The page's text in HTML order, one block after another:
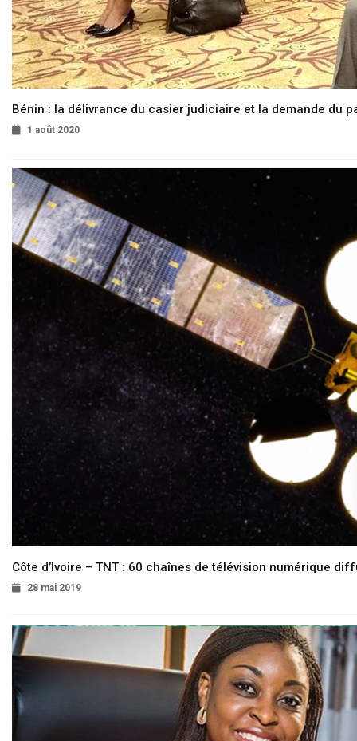
Bénin : la délivrance du casier judiciaire et la demande du
1 août 2020
Côte d’Ivoire – TNT : 60 chaînes de télévision numérique
28 mai 2019